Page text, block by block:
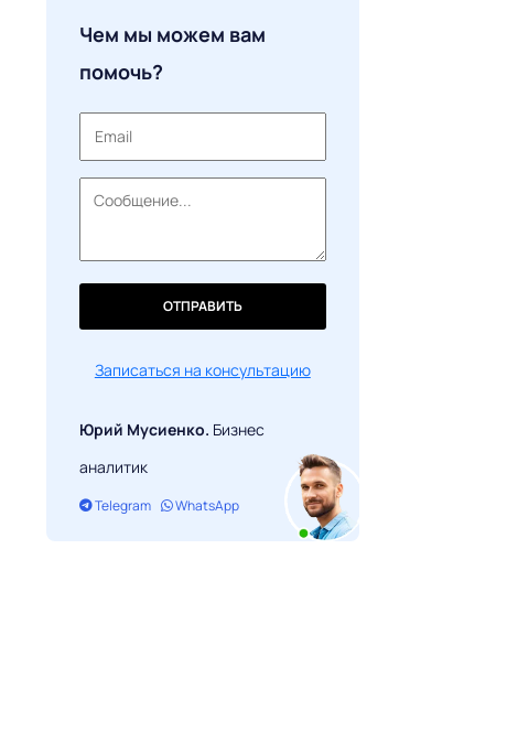
Чем мы можем вам
помочь?
ОТПРАВИТЬ
Записаться на консультацию
Юрий Мусиенко. Бизнес
аналитик
Telegram WhatsApp